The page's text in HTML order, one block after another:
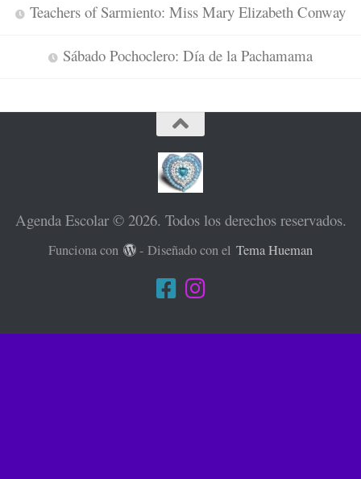
Teachers of Sarmiento: Miss Mary Elizabeth Conway
Sábado Pochoclero: Día de la Pachamama
Agenda Escolar © 2026. Todos los derechos reservados.
Funciona con - Diseñado con elTema Hueman